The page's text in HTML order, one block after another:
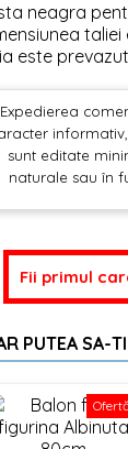
neagra
taliei
este
Expedierea
sunt editate
naturale sau în
Fii primul
PUTEA SA-